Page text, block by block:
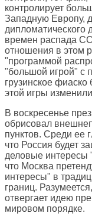
контролирует
Западную Европу,
времен распада
отношения в этом
"программой
"большой игрой" с
грузинское
этой игры
В воскресенье
обрисовал
пунктов. Среди ее
что Россия будет
деловые интересы
что Москва
интересы" в
границ.
отвергает идею
мировом порядке.